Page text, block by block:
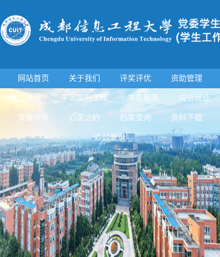
网站首页 关于我们 评奖评优 资助管理
第二课堂 学风提升工程 学生服务 成信就业
青春榜样 心灵之约 档案查询 资料下载
办公登录